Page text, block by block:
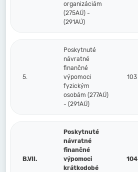
organizáciám
(275AÚ) -
(291AÚ)
5.
Poskytnuté
návratné
finančné
výpomoci
fyzickým
osobám (277AÚ)
- (291AÚ)
103
B.VII.
Poskytnuté
návratné
finančné
výpomoci
krátkodobé
104